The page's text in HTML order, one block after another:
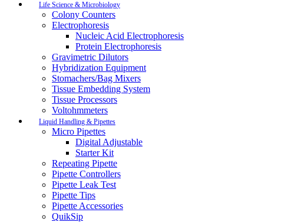
Life Science & Microbiology
Colony Counters
Electrophoresis
Nucleic Acid Electrophoresis
Protein Electrophoresis
Gravimetric Dilutors
Hybridization Equipment
Stomachers/Bag Mixers
Tissue Embedding System
Tissue Processors
Voltohmmeters
Liquid Handling & Pipettes
Micro Pipettes
Digital Adjustable
Starter Kit
Repeating Pipette
Pipette Controllers
Pipette Leak Test
Pipette Tips
Pipette Accessories
QuikSip